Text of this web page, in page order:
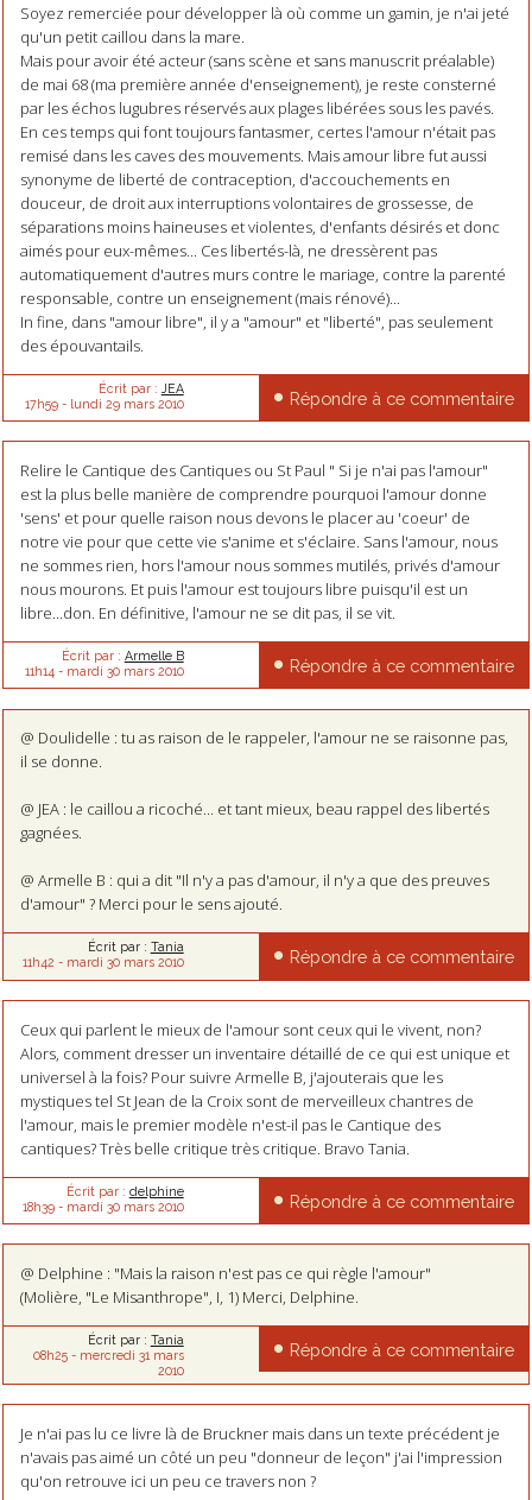
Soyez remerciée pour développer là où comme un gamin, je n'ai jeté
qu'un petit caillou dans la mare.
Mais pour avoir été acteur (sans scène et sans manuscrit préalable)
de mai 68 (ma première année d'enseignement), je reste consterné
par les échos lugubres réservés aux plages libérées sous les pavés.
En ces temps qui font toujours fantasmer, certes l'amour n'était pas
remisé dans les caves des mouvements. Mais amour libre fut aussi
synonyme de liberté de contraception, d'accouchements en
douceur, de droit aux interruptions volontaires de grossesse, de
séparations moins haineuses et violentes, d'enfants désirés et donc
aimés pour eux-mêmes... Ces libertés-là, ne dressèrent pas
automatiquement d'autres murs contre le mariage, contre la parenté
responsable, contre un enseignement (mais rénové)...
In fine, dans "amour libre", il y a "amour" et "liberté", pas seulement
des épouvantails.
Écrit par : JEA
17h59- lundi 29 mars 2010 Répondre à ce commentaire
Relire le Cantique des Cantiques ou St Paul " Si je n'ai pas l'amour"
est la plus belle manière de comprendre pourquoi l'amour donne
'sens' et pour quelle raison nous devons le placer au 'coeur' de
notre vie pour que cette vie s'anime et s'éclaire. Sans l'amour, nous
ne sommes rien, hors l'amour nous sommes mutilés, privés d'amour
nous mourons. Et puis l'amour est toujours libre puisqu'il est un
libre...don. En définitive, l'amour ne se dit pas, il se vit.
Écrit par : Armelle B
11h14 - mardi 30 mars 2010 Répondre à ce commentaire
@ Doulidelle : tu as raison de le rappeler, l'amour ne se raisonne pas,
il se donne.
@ JEA : le caillou a ricoché... et tant mieux, beau rappel des libertés
gagnées.
@ Armelle B : qui a dit "Il n'y a pas d'amour, il n'y a que des preuves
d'amour" ? Merci pour le sens ajouté.
Écrit par : Tania
11h42 - mardi 30 mars 2010 Répondre à ce commentaire
Ceux qui parlent le mieux de l'amour sont ceux qui le vivent, non?
Alors, comment dresser un inventaire détaillé de ce qui est unique et
universel à la fois? Pour suivre Armelle B, j'ajouterais que les
mystiques tel St Jean de la Croix sont de merveilleux chantres de
l'amour, mais le premier modèle n'est-il pas le Cantique des
cantiques? Très belle critique très critique. Bravo Tania.
Écrit par : delphine
18h39- mardi 30 mars 2010 Répondre à ce commentaire
@ Delphine : "Mais la raison n'est pas ce qui règle l'amour"
(Molière, "Le Misanthrope", I, 1) Merci, Delphine.
Écrit par : Tania
08h25- mercredi 31 mars
2010
Répondre à ce commentaire
Je n'ai pas lu ce livre là de Bruckner mais dans un texte précédent je
n'avais pas aimé un côté un peu "donneur de leçon" j'ai l'impression
qu'on retrouve ici un peu ce travers non ?